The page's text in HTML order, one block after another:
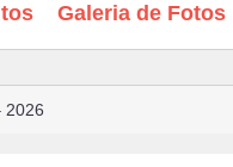
Galeria de Fotos
2026